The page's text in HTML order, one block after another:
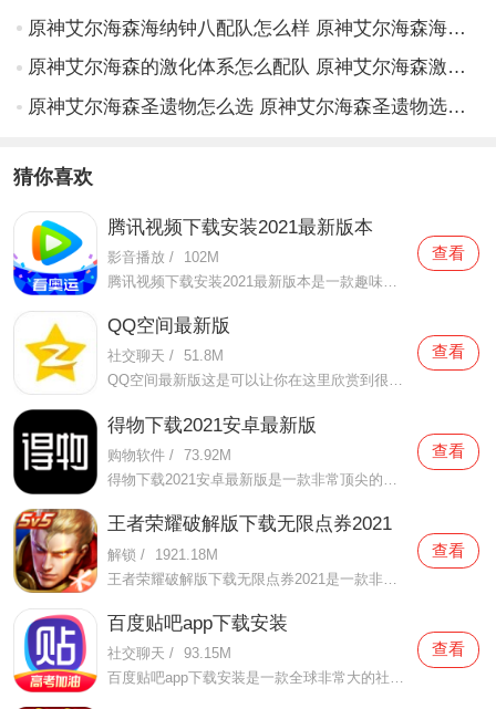
原神艾尔海森海纳钟八配队怎么样 原神艾尔海森海纳钟八配队解析
原神艾尔海森的激化体系怎么配队 原神艾尔海森激化体系配队思路
原神艾尔海森圣遗物怎么选 原神艾尔海森圣遗物选择攻略
猜你喜欢
腾讯视频下载安装2021最新版本
影音播放 /
102M
查看
QQ空间最新版
社交聊天 / 51.8M
QQ空间最新版这是可以让你在这里欣赏到很多优质的内容欣赏体验的手机视频软件，在这里的内容有很多都是好友的动态，而且还有很多的互动功能可以让你跟好友之间的亲密度再次提升，大家在这里可以感受到很多优质的社交和很多有趣的心情分享，不仅可以跟人互动，这软件也是自己
查看
得物下载2021安卓最新版
购物软件 / 73.92M
查看
王者荣耀破解版下载无限点券2021
解锁 /
1921.18M
王者荣耀破解版下载无限点券2021是一款非常火热的手机游戏。在这款王者荣耀破解版下载无限点券2021中有着非常好用的辅助工具，在这里面你可以轻轻松松就获得点券的使用，而且还是可以无限使用的哦，完全没有受限制，只要你下载了这款王者荣耀破解版下载无限点券2021之后就可以
查看
百度贴吧app下载安装
社交聊天 / 93.15M
百度贴吧app下载安装是一款全球非常大的社交软件。在这款百度贴吧app下载安装里面汇聚了很多有共同兴趣的小伙伴们，在这里面有各种你会感兴趣的兴趣贴，同时你也会发现这里面有非常多的共同爱好的小伙伴，在这里面你还可以和他们一起玩耍，一起在帖子里畅所欲言，发挥你的脑
查看